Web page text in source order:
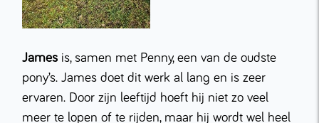
James is, samen met Penny, een van de oudste
pony’s. James doet dit werk al lang en is zeer
ervaren. Door zijn leeftijd hoeft hij niet zo veel
meer te lopen of te rijden, maar hij wordt wel heel